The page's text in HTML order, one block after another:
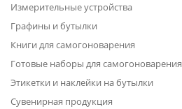
Измерительные устройства
Графины и бутылки
Книги для самогоноварения
Готовые наборы для самогоноварения
Этикетки и наклейки на бутылки
Сувенирная продукция